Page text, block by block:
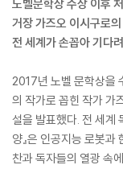
노벨문학상 수상 이후
거장 가즈오 이시구로
전 세계가 손꼽아 기다
2017년 노벨 문학상을
의 작가로 꼽힌 작가 가
설을 발표했다. 전 세계
양』은 인공지능 로봇
찬과 독자들의 열광 속